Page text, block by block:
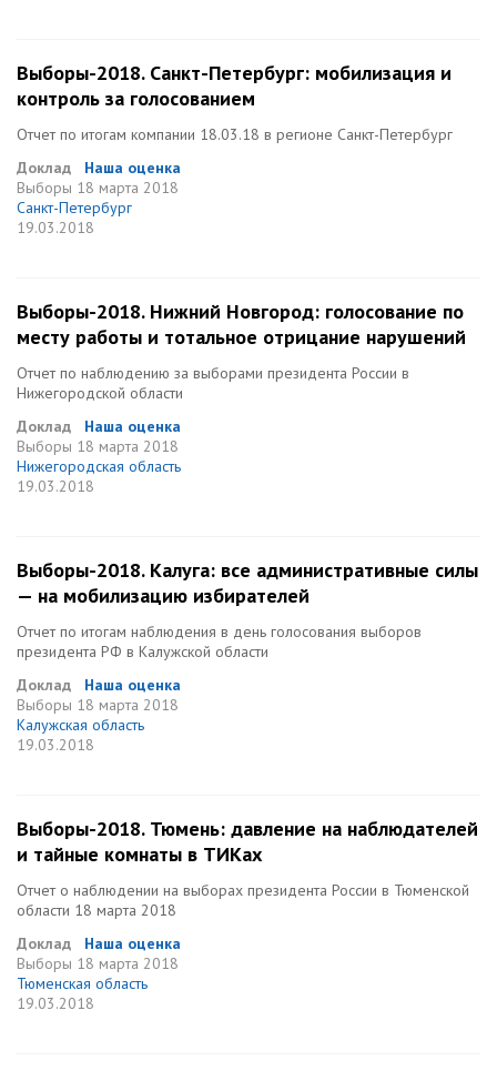
Выборы-2018. Санкт-Петербург: мобилизация и
контроль за голосованием
Отчет по итогам компании 18.03.18 в регионе Санкт-Петербург
Доклад
Наша оценка
Выборы 18 марта 2018
Санкт-Петербург
19.03.2018
Выборы-2018. Нижний Новгород: голосование по
месту работы и тотальное отрицание нарушений
Отчет по наблюдению за выборами президента России в
Нижегородской области
Доклад
Наша оценка
Выборы 18 марта 2018
Нижегородская область
19.03.2018
Выборы-2018. Калуга: все административные силы
— на мобилизацию избирателей
Отчет по итогам наблюдения в день голосования выборов
президента РФ в Калужской области
Доклад
Наша оценка
Выборы 18 марта 2018
Калужская область
19.03.2018
Выборы-2018. Тюмень: давление на наблюдателей
и тайные комнаты в ТИКах
Отчет о наблюдении на выборах президента России в Тюменской
области 18 марта 2018
Доклад
Наша оценка
Выборы 18 марта 2018
Тюменская область
19.03.2018